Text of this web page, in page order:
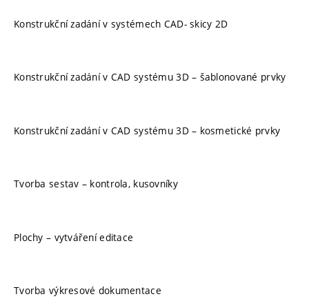
Konstrukční zadání v systémech CAD- skicy 2D
Konstrukční zadání v CAD systému 3D – šablonované prvky
Konstrukční zadání v CAD systému 3D – kosmetické prvky
Tvorba sestav – kontrola, kusovníky
Plochy – vytváření editace
Tvorba výkresové dokumentace